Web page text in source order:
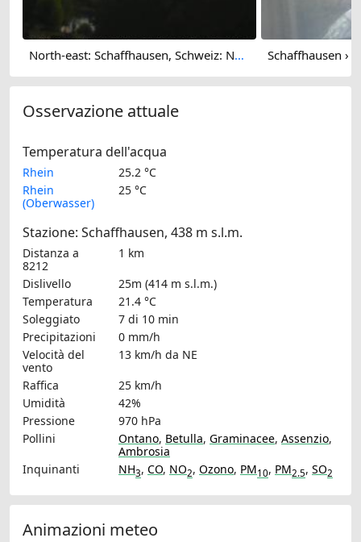
North-east: Schaffhausen, Schweiz: Nordost (Flurlingen/ Schaffhausen)
Osservazione attuale
Temperatura dell'acqua
Rhein
25.2 °C
Rhein
(Oberwasser)
25 °C
Stazione: Schaffhausen, 438 m s.l.m.
Distanza a
8212
1 km
Dislivello
25m (414 m s.l.m.)
Temperatura
21.4 °C
Soleggiato
7 di 10 min
Precipitazioni
0 mm/h
Velocità del
vento
13 km/h da NE
Raffica
25 km/h
Umidità
42%
Pressione
970 hPa
Pollini
Ontano, Betulla, Graminacee, Assenzio,
Ambrosia
Inquinanti
NH3, CO, NO2, Ozono, PM10, PM2.5, SO2
Animazioni meteo